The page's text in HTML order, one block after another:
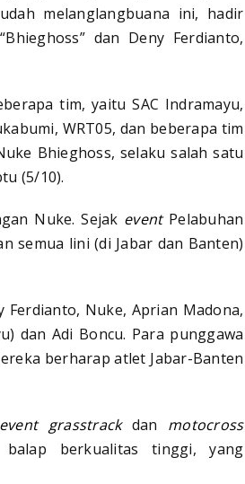
melanglangbuana ini, hadir
dan Deny Ferdianto,
tim, yaitu SAC Indramayu,
WRT05, dan beberapa tim
Bhieghoss, selaku salah satu
(5/10).
Nuke. Sejak eventPelabuhan
semua lini (di Jabar dan Banten)
Ferdianto, Nuke, Aprian Madona,
dan Adi Boncu. Para punggawa
berharap atlet Jabar-Banten
event grasstrack dan motocross
balap berkualitas tinggi, yang